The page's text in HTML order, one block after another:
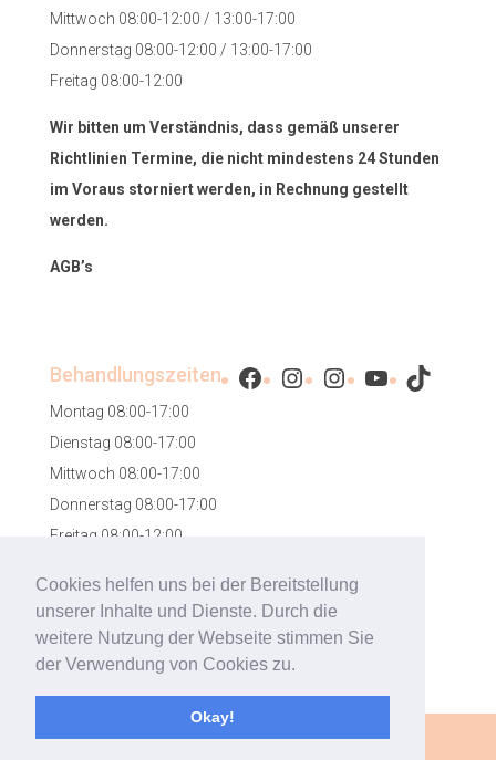
Cookies helfen uns bei der Bereitstellung
unserer Inhalte und Dienste. Durch die
weitere Nutzung der Webseite stimmen Sie
der Verwendung von Cookies zu.
Okay!
Mittwoch 08:00-12:00 / 13:00-17:00
Donnerstag 08:00-12:00 / 13:00-17:00
Freitag 08:00-12:00
Wir bitten um Verständnis, dass gemäß unserer
Richtlinien Termine, die nicht mindestens 24 Stunden
im Voraus storniert werden, in Rechnung gestellt
werden.
AGB’s
Behandlungszeiten
Montag 08:00-17:00
Dienstag 08:00-17:00
Mittwoch 08:00-17:00
Donnerstag 08:00-17:00
Freitag 08:00-12:00
Facebook
Instagram
Instagram
YouTube
TikTok
Designed bymylokalesuche GmbH